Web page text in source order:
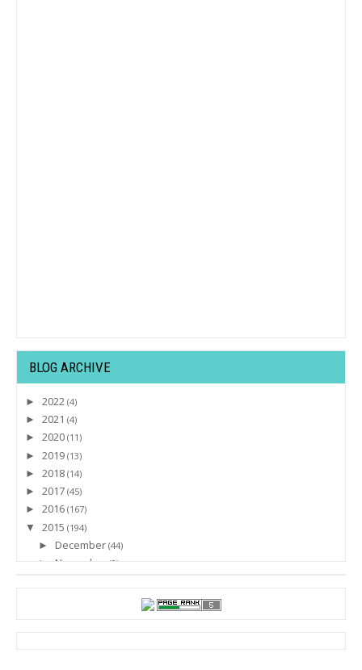
BLOG ARCHIVE
► 2022 (4)
► 2021 (4)
► 2020 (11)
► 2019 (13)
► 2018 (14)
► 2017 (45)
► 2016 (167)
▼ 2015 (194)
► December (44)
► November
(9)